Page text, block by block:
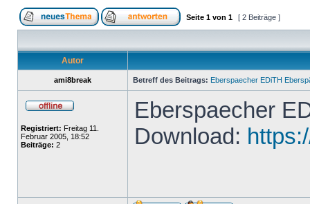
Seite 1 von 1 [ 2 Beiträge ]
Autor
ami8break Betreff des Beitrags: Eberspaecher EDiTH
Registriert: Freitag 11.
Februar 2005, 18:52
Beiträge: 2
Eberspaecher
Download: